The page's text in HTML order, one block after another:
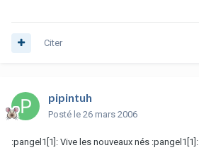
Citer
pipintuh
Posté le 26 mars 2006
:pangel1[1]: Vive les nouveaux nés :pangel1[1]: